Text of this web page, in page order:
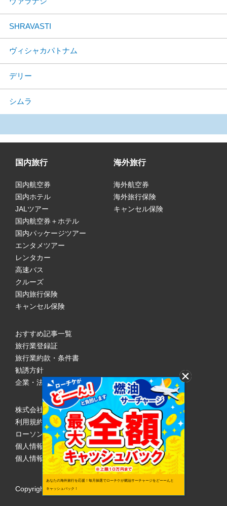
SHRAVASTI
ヴィシャカパトナム
デリー
シムラ
国内旅行
国内航空券
国内ホテル
JALツアー
国内航空券＋ホテル
国内パッケージツアー
エンタメツアー
レンタカー
高速バス
クルーズ
国内旅行保険
キャンセル保険
海外旅行
海外航空券
海外旅行保険
キャンセル保険
おすすめ記事一覧
旅行業登録証
旅行業約款・条件書
勧誘方針
企業・法人のみなさまへ
株式会社ローソンエンタテインメント
利用規約
ローソンWEB会員規約
個人情報の取り扱いについて
個人情報保護方針
Copyright © 1998 Lawson Entertainment, Inc.
あなたの海外旅行を応援！毎月抽選でローチケが燃油サーチャージをどーーんと
キャッシュバック！